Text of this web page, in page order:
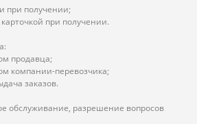
получении;
при получении.
продавца;
компании-перевозчика;
заказов.
обслуживание, разрешение вопросов